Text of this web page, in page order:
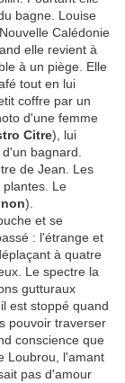
bagne. Louise
Calédonie
elle revient à
à un piège. Elle
tout en lui
coffre par un
d'une femme
Citre), lui
bagnard.
de Jean. Les
plantes. Le
).
et se
: l'étrange et
à quatre
Le spectre la
gutturaux
est stoppé quand
pouvoir traverser
conscience que
Loubrou, l'amant
pas d'amour